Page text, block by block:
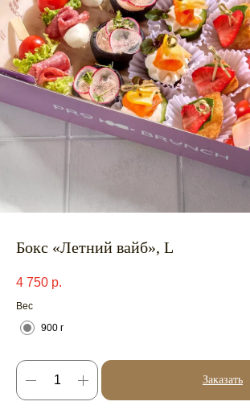
Бокс «Летний вайб», L
4 750 р.
Вес
900 г
Заказать